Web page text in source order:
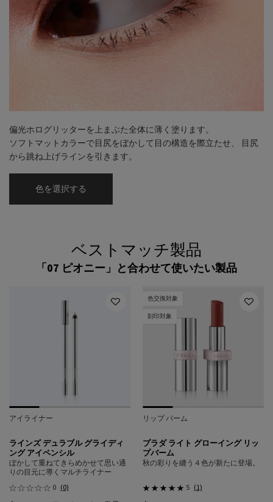
偏光ホログリッターを上まぶた全体に薄く塗ります。
ソフトマットカラーで目尻をぼかして目の構造を際立たせ、
目尻
から跳ね上げラインを引きます。
色を選択する
ベストマッチ製品
「07 ピオニー」と合わせて使いたい製品
アイライナー
ラインズ デュラブル グライディ
ング アイペンシル
ぼかして重ねてきらめかせて思い通
りの目元に導くマルチライナー
0 (0)
色交換対象
刻印対象
リップ バーム
プラダ ライト グローイング リッ
プバーム
秋の彩りを纏う４色が新たに登場。
5 (1)